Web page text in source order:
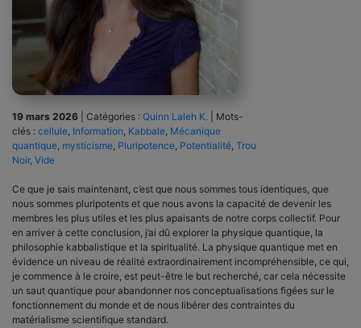
19 mars 2026 Catégories : Quinn Laleh K.
Mots-
clés : cellule Information Kabbale Mécanique
quantique mysticisme Pluripotence Potentialité Trou
Noir, Vide
Ce que je sais maintenant, c’est que nous sommes tous identiques, que
nous sommes pluripotents et que nous avons la capacité de devenir les
membres les plus utiles et les plus apaisants de notre corps collectif. Pour
en arriver à cette conclusion, j’ai dû explorer la physique quantique, la
philosophie kabbalistique et la spiritualité. La physique quantique met en
évidence un niveau de réalité extraordinairement incompréhensible, ce qui,
je commence à le croire, est peut-être le but recherché, car cela nécessite
un saut quantique pour abandonner nos conceptualisations figées sur le
fonctionnement du monde et de nous libérer des contraintes du
matérialisme scientifique standard.